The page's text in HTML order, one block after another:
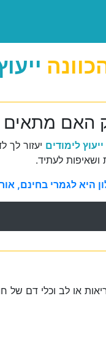
האם מתאים
ייעוץ לימודים יעזור
ושאיפות לעתיד.
לגמרי בחינם,
או לב וכלי דם